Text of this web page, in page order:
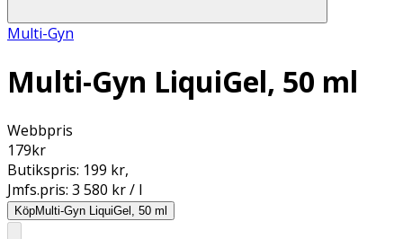
Multi-Gyn
Multi-Gyn LiquiGel, 50 ml
Webbpris
179kr
Butikspris: 199 kr,
Jmfs.pris: 3 580 kr / l
KöpMulti-Gyn LiquiGel, 50 ml